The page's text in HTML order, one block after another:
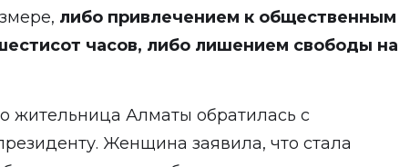
либо привлечением к общественным
часов, либо лишением свободы на
жительница Алматы обратилась с
Женщина заявила, что стала